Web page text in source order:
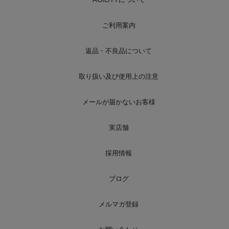
ご利用案内
返品・不良品について
取り扱い及び使用上の注意
メールが届かないお客様
実店舗
採用情報
ブログ
メルマガ登録